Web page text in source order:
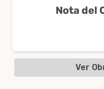
Nota del
Ver